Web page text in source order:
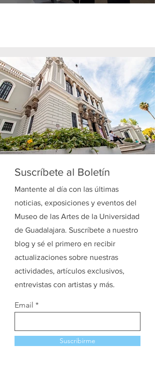
Suscríbete al Boletín
Mantente al día con las últimas
noticias, exposiciones y eventos del
Museo de las Artes de la Universidad
de Guadalajara. Suscríbete a nuestro
blog y sé el primero en recibir
actualizaciones sobre nuestras
actividades, artículos exclusivos,
entrevistas con artistas y más.
Email
Suscribirme